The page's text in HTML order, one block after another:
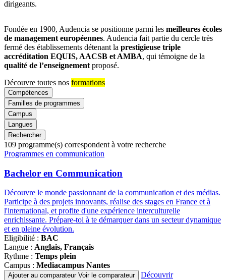
dirigeants.
Fondée en 1900, Audencia se positionne parmi les meilleures écoles
de management européennes. Audencia fait partie du cercle très
fermé des établissements détenant la prestigieuse triple
accréditation EQUIS, AACSB et AMBA, qui témoigne de la
qualité de l’enseignement proposé.
Découvre toutes nos formations
Compétences
Familles de programmes
Campus
Langues
Rechercher
109 programme(s) correspondent à votre recherche
Famille
programmes
Programmes en communication
Bachelor en Communication
Découvre le monde passionnant de la communication et des médias.
Participe à des projets innovants, réalise des stages en France et à
l'international, et profite d'une expérience interculturelle
enrichissante. Prépare-toi à te démarquer dans un secteur dynamique
et en pleine évolution.
Eligibilité : BAC
Langue : Anglais, Français
Rythme : Temps plein
Campus : Mediacampus Nantes
Ajouter au comparateur Voir le comparateur
Découvrir